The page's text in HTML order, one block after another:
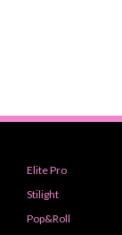
Elite Pro
Stilight
Pop&Roll